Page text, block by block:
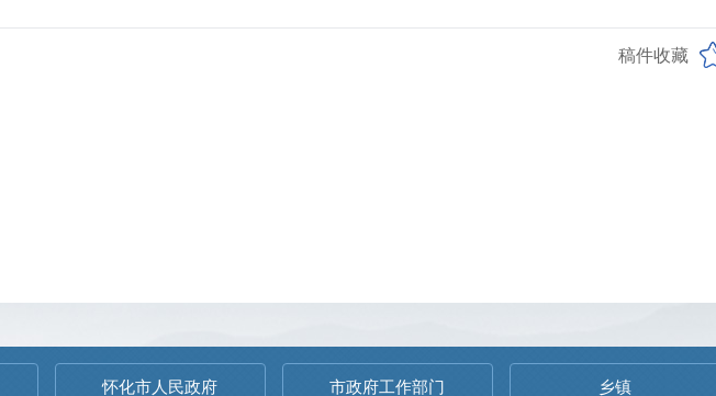
稿件收藏
怀化市人民政府 市政府工作部门 乡镇